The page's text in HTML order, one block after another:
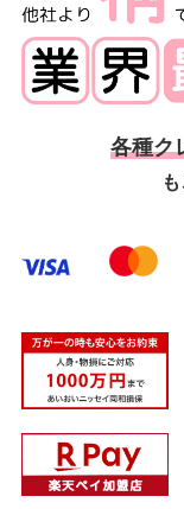
各種ク